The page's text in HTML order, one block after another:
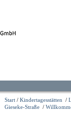
Start / Kindertagesstätten /
Gieseke-Straße /